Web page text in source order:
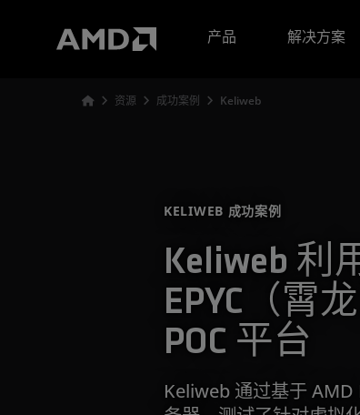
产品
解决方案
资源 成功案例 Keliweb
KELIWEB 成功案例
Keliweb 利
EPYC（霄
POC 平台
Keliweb 通过基于 AMD